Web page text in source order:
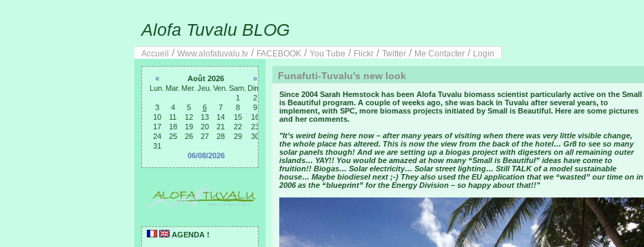
Alofa Tuvalu BLOG
Accueil / Www.alofatuvalu.tv / FACEBOOK / You Tube / Flickr / Twitter / Me Contacter / Login
« Août 2026
»
Lun. Mar. Mer. Jeu. Ven. Sam. Dim.
1
2
3
4 5 6 7 8
9
10
11 12 13 14 15
16
17
18 19 20 21 22
23
24
25 26 27 28 29
30
31
06/08/2026
AGENDA !
Funafuti-Tuvalu's new look
Since 2004 Sarah Hemstock has been Alofa Tuvalu biomass scientist particularly active on the Small
is Beautiful program. A couple of weeks ago, she was back in Tuvalu after several years, to
implement, with SPC, more biomass projects initiated by Small is Beautiful. Here are some pictures
and her comments.
"It’s weird being here now – after many years of visiting when there was very little visible change,
the whole place has altered. This is now the view from the back of the hotel… Gr8 to see so many
solar panels though! And we are setting up a biogas project with digesters on all remaining outer
islands… YAY!! You would be amazed at how many “Small is Beautiful” ideas have come to
fruition!! Biogas… Solar electricity… Solar street lighting… Still TALK of a model sustainable
house… Maybe biodiesel next ;-) They also used the EU application that we “wasted” our time on in
2006 as the “blueprint” for the Energy Division – so happy about that!!"